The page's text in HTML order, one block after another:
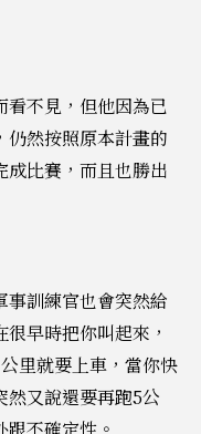
看不見，但他因為已
仍然按照原本計畫的
成比賽，而且也勝出
事訓練官也會突然給
早時把你叫起來，
里就要上車，當你快
然又說還要再跑5公